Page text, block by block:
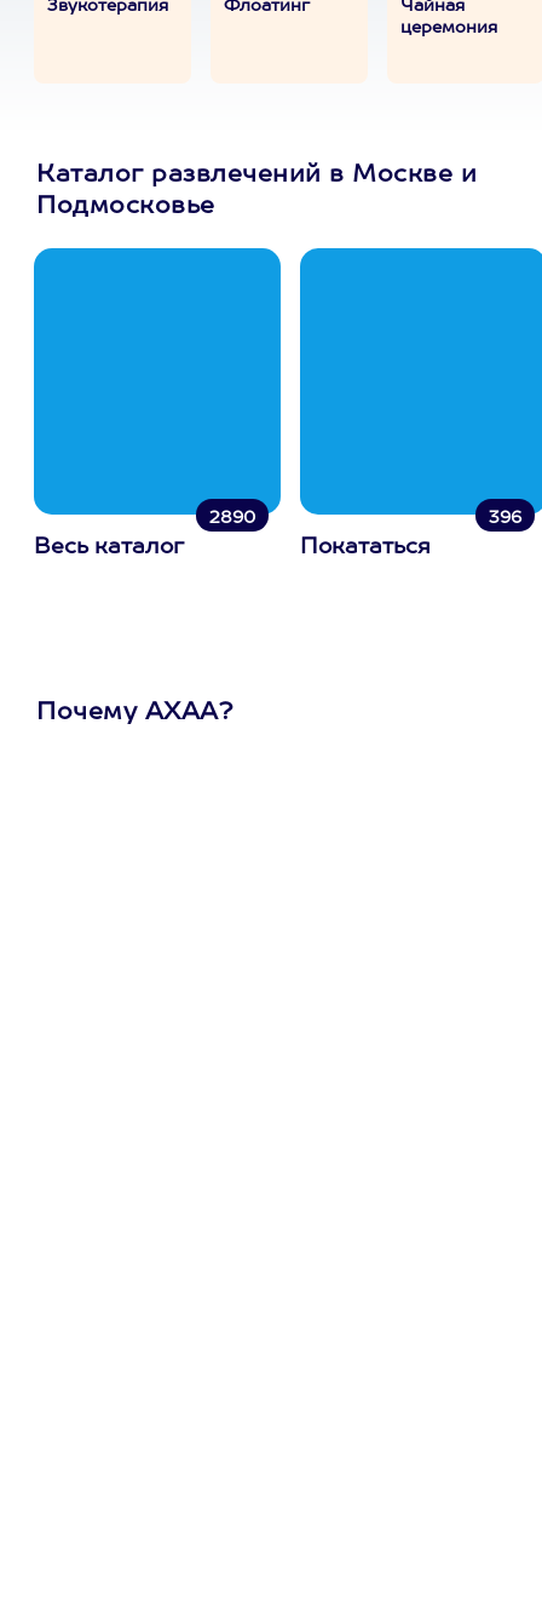
Звукотерапия
Флоатинг
Чайная
церемония
Каталог развлечений в Москве и
Подмосковье
2890
Весь каталог
396
Покататься
Почему АХАА?